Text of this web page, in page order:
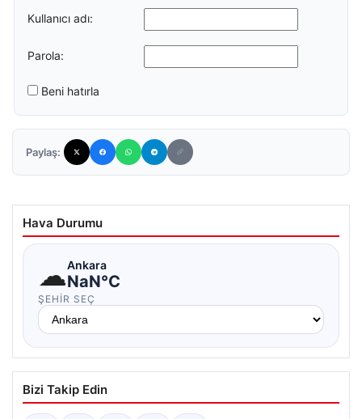
Kullanıcı adı:
Parola:
Beni hatırla
Paylaş:
Hava Durumu
☁Ankara
NaN°C
ŞEHIR SEÇ
Bizi Takip Edin